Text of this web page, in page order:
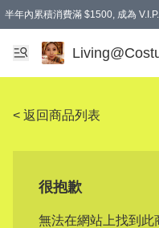
半年內累積消費滿 $1500, 成為
滿$600免本地運費
< 返回商品列表
很抱歉
無法在網站上找到此